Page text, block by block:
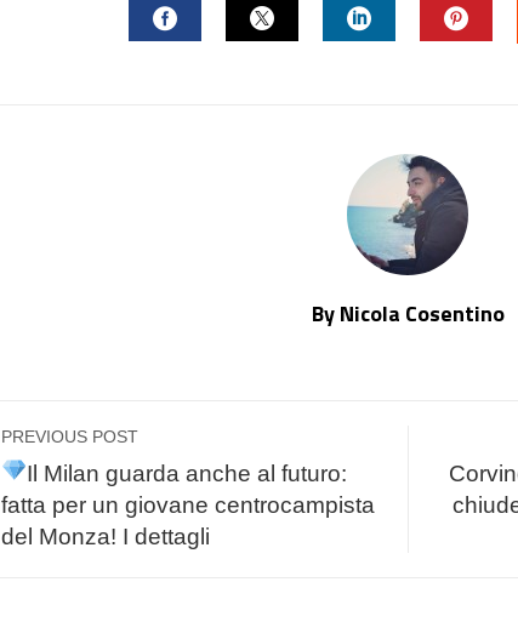
By Nicola Cosentino
PREVIOUS POST
Il Milan guarda anche al futuro:
fatta per un giovane centrocampista
del Monza! I dettagli